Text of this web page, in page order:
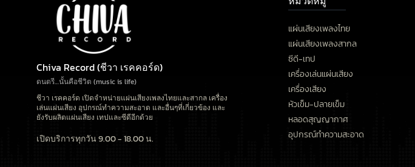
Chiva Record (ชีวา เรคคอร์ด)
ดนตรี…นั้นคือชีวิต (music is life)
ชีวา เรคคอร์ด เปิดจำหน่ายแผ่นเสียงเพลงไทยและสากล เครื่อง
เล่นแผ่นเสียง อุปกรณ์ทำความสะอาด และอื่นๆที่เกี่ยวข้อง และ
ยังรับผลิตแผ่นเสียง เทปและซีดีอีกด้วย
เปิดบริการทุกวัน 9.00 - 18.00 น.
แผ่นเสียงเพลงไทย
แผ่นเสียงเพลงสากล
ซีดี-เทป
เครื่องเล่นแผ่นเสียง
เครื่องเสียง
หัวเข็ม-ปลายเข็ม
หลอดสุญญากาศ
อุปกรณ์ทำความสะอาด